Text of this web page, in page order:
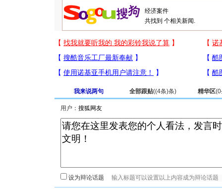
共找到 个相关新闻.
我来说两句 全部跟贴((4条)条) 精华区(0
用户：
设为辩论话题